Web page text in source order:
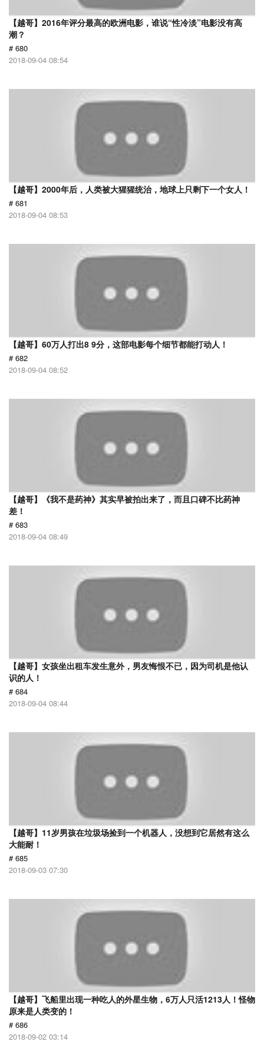
【越哥】2016年评分最高的欧洲电影，谁说“性冷淡”电影没有高
潮？
# 680
2018-09-04 08:54
【越哥】2000年后，人类被大猩猩统治，地球上只剩下一个女人！
# 681
2018-09-04 08:53
【越哥】60万人打出8 9分，这部电影每个细节都能打动人！
# 682
2018-09-04 08:52
【越哥】《我不是药神》其实早被拍出来了，而且口碑不比药神
差！
# 683
2018-09-04 08:49
【越哥】女孩坐出租车发生意外，男友悔恨不已，因为司机是他认
识的人！
# 684
2018-09-04 08:44
【越哥】11岁男孩在垃圾场捡到一个机器人，没想到它居然有这么
大能耐！
# 685
2018-09-03 07:30
【越哥】飞船里出现一种吃人的外星生物，6万人只活1213人！怪物
原来是人类变的！
# 686
2018-09-02 03:14